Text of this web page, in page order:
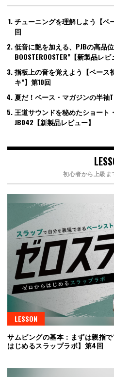
チューニングを理解しよう【ベ
回
低音に艶を加える、PJBの高品
BOOSTEROOSTER”【新製品レビ
指板上の音を覚えよう【ベース
キ”】第10回
夏だ！ベース・マガジンの半袖
王道サウンドを秘めたショート
JB042【新製品レビュー】
初心者から上級ま
LESSON
サムピングの基本：まずは親指
はじめるスラップラボ】第4回